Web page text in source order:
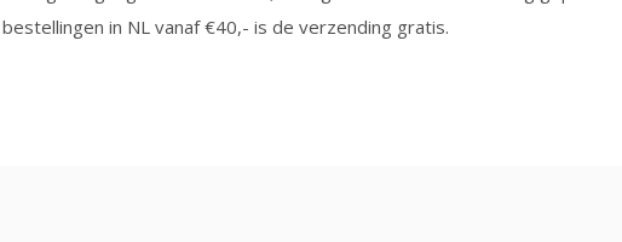
in NL vanaf €40,- is de verzending gratis.